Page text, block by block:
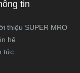
công việc của bạn
tin
thiệu SUPER MRO
hệ
tức